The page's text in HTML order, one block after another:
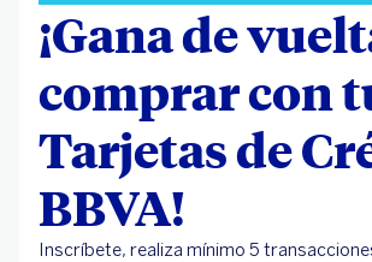
¡Gana de
comprar con
Tarjetas de
BBVA!
Inscríbete, realiza mínimo 5